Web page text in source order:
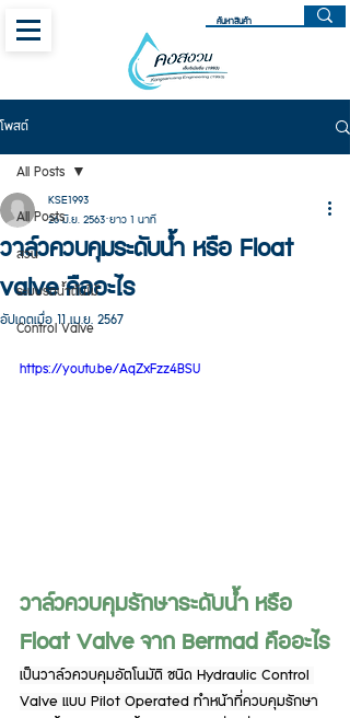
โพสต์
All Posts
สวน
ระบบรดน้ำต้นไม้
Control Valve
All Posts
วาล์วควบคุมระดับน้ำ หรือ Float
valve คืออะไร
KSE1993
26 มิ.ย. 2563 ยาว 1 นาที
อัปเดตเมื่อ11 เม.ย. 2567
https://youtu.be/AqZxFzz4BSU
วาล์วควบคุมรักษาระดับน้ำ หรือ
Float Valve จาก Bermad คืออะไร
เป็นวาล์วควบคุมอัตโนมัติ ชนิด Hydraulic Control
Valve แบบ Pilot Operated ทำหน้าที่ควบคุมรักษา